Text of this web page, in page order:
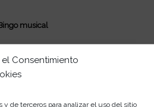
el Consentimiento
y de terceros para analizar el uso del sitio
musical
Vaiana en Rosaleda